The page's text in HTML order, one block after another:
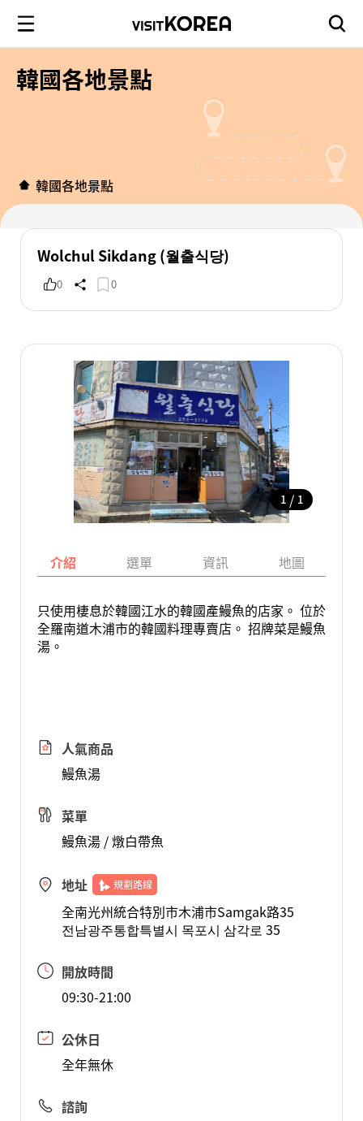
韓國各地景點
韓國各地景點
Wolchul Sikdang (월출식당)
0 0
1 / 1
介紹 選單 資訊 地圖
只使用棲息於韓國江水的韓國產鰻魚的店家。 位於
全羅南道木浦市的韓國料理專賣店。 招牌菜是鰻魚
湯。
人氣商品
鰻魚湯
菜單
鰻魚湯 / 燉白帶魚
地址 規劃路線
全南光州統合特別市木浦市Samgak路35
전남광주통합특별시 목포시 삼각로 35
開放時間
09:30-21:00
公休日
全年無休
諮詢